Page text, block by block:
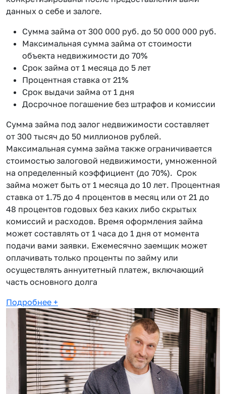
данных о себе и залоге.
Сумма займа от 300 000 руб. до 50 000 000 руб.
Максимальная сумма займа от стоимости
объекта недвижимости до 70%
Срок займа от 1 месяца до 5 лет
Процентная ставка от 21%
Срок выдачи займа от 1 дня
Досрочное погашение без штрафов и комиссии
Сумма займа под залог недвижимости составляет
от 300 тысяч до 50 миллионов рублей.
Максимальная сумма займа также ограничивается
стоимостью залоговой недвижимости, умноженной
на определенный коэффициент (до 70%). Срок
займа может быть от 1 месяца до 10 лет. Процентная
ставка от 1.75 до 4 процентов в месяц или от 21 до
48 процентов годовых без каких либо скрытых
комиссий и расходов. Время оформления займа
может составлять от 1 часа до 1 дня от момента
подачи вами заявки. Ежемесячно заемщик может
оплачивать только проценты по займу или
осуществлять аннуитетный платеж, включающий
часть основного долга
Подробнее +